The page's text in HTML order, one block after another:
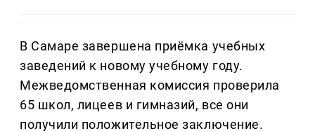
В Самаре завершена приёмка учебных
заведений к новому учебному году.
Межведомственная комиссия проверила
65 школ, лицеев и гимназий, все они
получили положительное заключение.